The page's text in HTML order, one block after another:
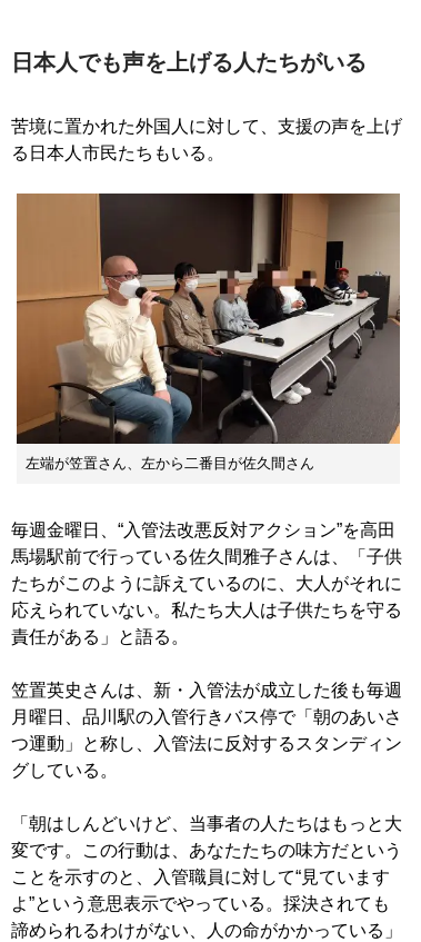
日本人でも声を上げる人たちがいる
苦境に置かれた外国人に対して、支援の声を上げ
る日本人市民たちもいる。
左端が笠置さん、左から二番目が佐久間さん
毎週金曜日、“入管法改悪反対アクション”を高田
馬場駅前で行っている佐久間雅子さんは、「子供
たちがこのように訴えているのに、大人がそれに
応えられていない。私たち大人は子供たちを守る
責任がある」と語る。
笠置英史さんは、新・入管法が成立した後も毎週
月曜日、品川駅の入管行きバス停で「朝のあいさ
つ運動」と称し、入管法に反対するスタンディン
グしている。
「朝はしんどいけど、当事者の人たちはもっと大
変です。この行動は、あなたたちの味方だという
ことを示すのと、入管職員に対して“見ています
よ”という意思表示でやっている。採決されても
諦められるわけがない、人の命がかかっている」